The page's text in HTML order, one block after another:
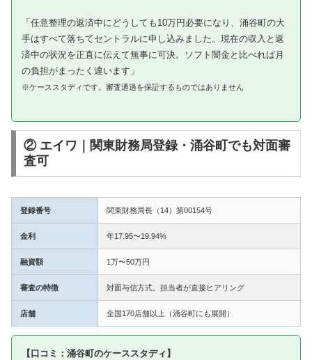
「任意整理の返済中にどうしても10万円必要になり、涌谷町の大
手はすべて落ちてセントラルに申し込みました。現在の収入と返
済中の状況を正直に伝えて無事に可決。ソフト闇金と比べれば月
の負担がまったく違います」
※ケーススタディです。審査通過を保証するものではありません
② エイワ｜関東財務局登録・涌谷町でも対面審
査可
登録番号 関東財務局長（14）第00154号
金利 年17.95〜19.94%
融資額 1万〜50万円
審査の特徴 対面与信方式。担当者が直接ヒアリング
店舗 全国170店舗以上（涌谷町にも展開）
【口コミ：涌谷町のケーススタディ】